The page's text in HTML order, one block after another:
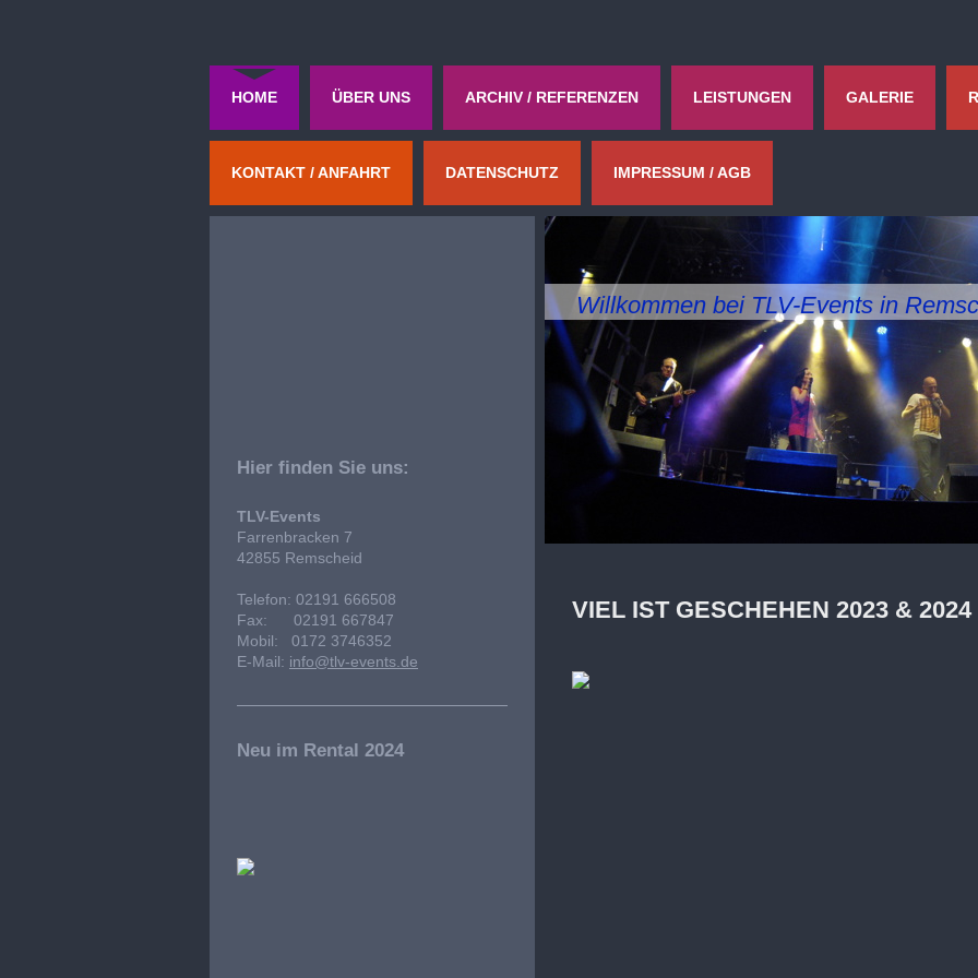
HOME ÜBER UNS ARCHIV / REFERENZEN LEISTUNGEN GALERIE
KONTAKT / ANFAHRT DATENSCHUTZ IMPRESSUM / AGB
Willkommen bei TLV-Events in
VIEL IST GESCHEHEN 2023 & 2024
Hier finden Sie uns:
TLV-Events
Farrenbracken 7
42855 Remscheid
Telefon: 02191 666508
Fax: 02191 667847
Mobil: 0172 3746352
E-Mail: info@tlv-events.de
Neu im Rental 2024